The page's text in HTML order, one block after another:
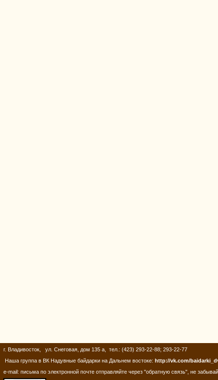
г. Владивосток, ул. Снеговая, дом 135 а, тел.: (423) 293-22-88; 293-22-77
Наша группа в ВК Надувные байдарки на Дальнем востоке: http://vk.com/
e-mail: письма по электронной почте отправляйте через "обратную связь", не